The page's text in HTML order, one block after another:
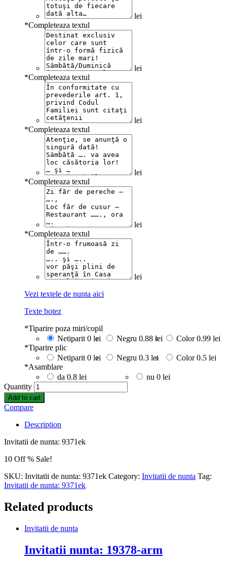
lei
*Completeaza textul
lei
*Completeaza textul
lei
*Completeaza textul
lei
*Completeaza textul
lei
*Completeaza textul
lei
Vezi textele de nunta aici
Texte botez
*Tiparire poza miri/copil
Netiparit 0 lei Negru 0.88 lei Color 0.99 lei
*Tiparire plic
Netiparit 0 lei Negru 0.3 lei Color 0.5 lei
*Asamblare
da 0.8 lei nu 0 lei
Quantity
Add to cart
Compare
Description
Invitatii de nunta: 9371ek
10 Off % Sale!
SKU: Invitatii de nunta: 9371ek Category: Invitatii de nunta Tag:
Invitatii de nunta: 9371ek
Related products
Invitatii de nunta
Invitatii nunta: 19378-arm